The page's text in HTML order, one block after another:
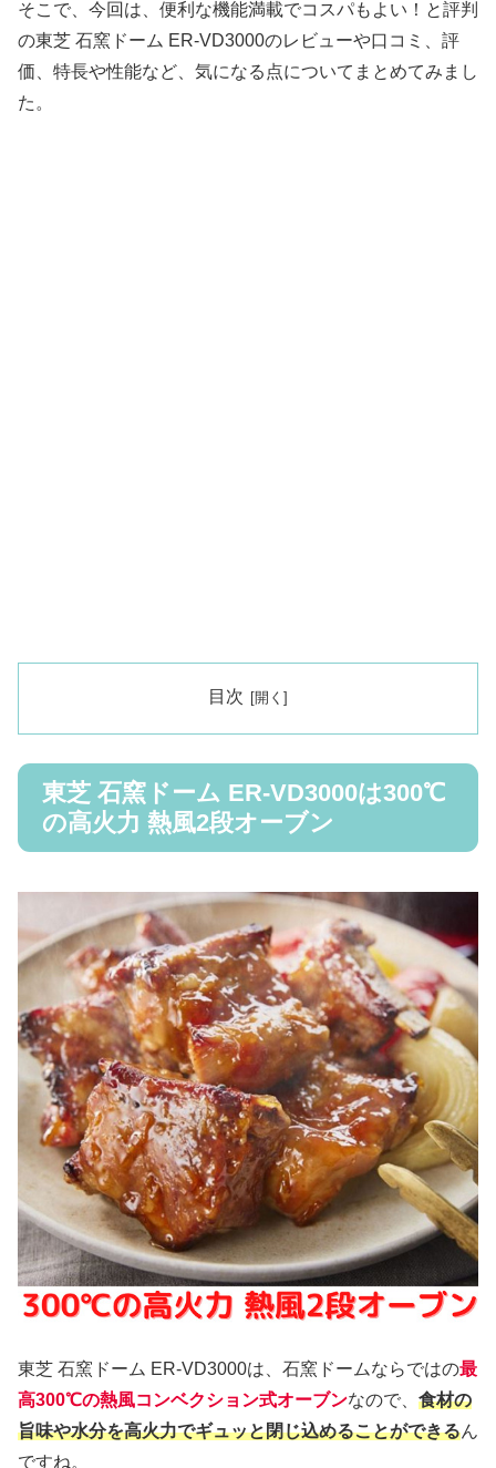
そこで、今回は、便利な機能満載でコスパもよい！と評判
の東芝 石窯ドーム ER-VD3000のレビューや口コミ、評
価、特長や性能など、気になる点についてまとめてみまし
た。
目次
東芝 石窯ドーム ER-VD3000は300℃
の高火力 熱風2段オーブン
東芝 石窯ドーム ER-VD3000は、石窯ドームならではの最
高300℃の熱風コンベクション式オーブンなので、 食材の
旨味や水分を高火力でギュッと閉じ込めることができるん
ですね。